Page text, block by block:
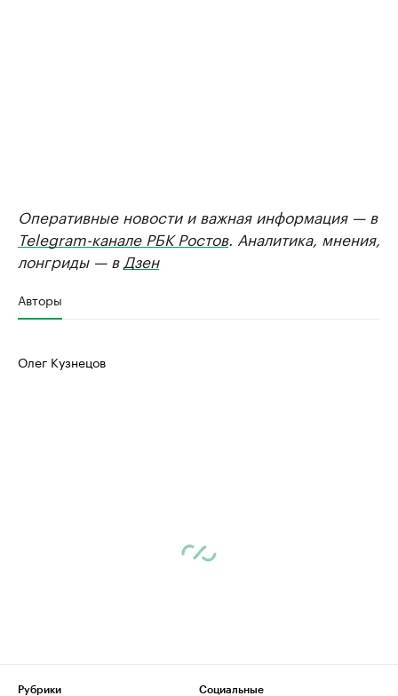
Оперативные новости и важная информация — в
Telegram-канале РБК Ростов. Аналитика, мнения,
лонгриды — в Дзен
Авторы
Олег Кузнецов
Рубрики
Социальные